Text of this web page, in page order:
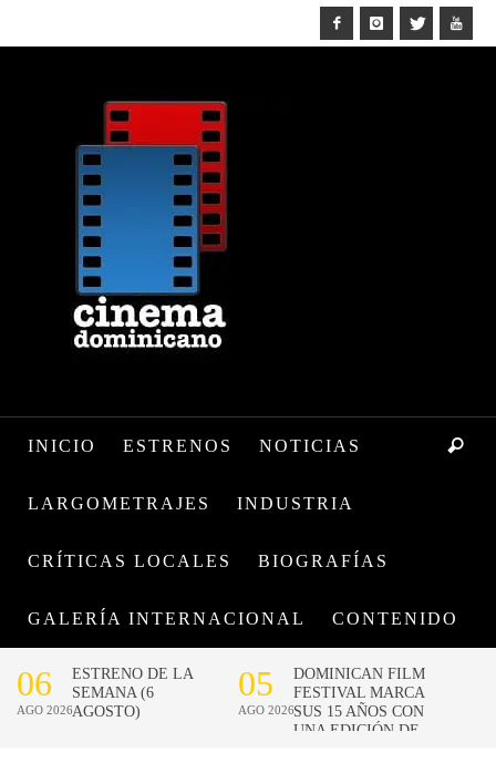
INICIO ESTRENOS NOTICIAS
LARGOMETRAJES INDUSTRIA
CRÍTICAS LOCALES BIOGRAFÍAS
GALERÍA INTERNACIONAL CONTENIDO